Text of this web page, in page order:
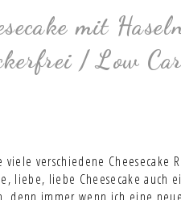
mit
/ Low
verschiedene Cheesecake
liebe, liebe Cheesecake auch